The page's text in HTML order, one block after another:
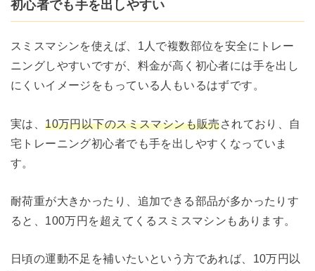
初心者でも手を出しやすい
スミスマシンを使えば、1人で複数部位を安全にトレー
ニングしやすいですが、料金が高く初心者には手を出し
にくいイメージをもっている人もいるはずです。
実は、10万円以下のスミスマシンも販売されており、自
宅トレーニング初心者でも手を出しやすくなっていま
す。
耐荷重が大きかったり、追加できる部品が多かったりす
ると、100万円を超えてくるスミスマシンもあります。
日頃の運動不足を補いたいという方であれば、10万円以